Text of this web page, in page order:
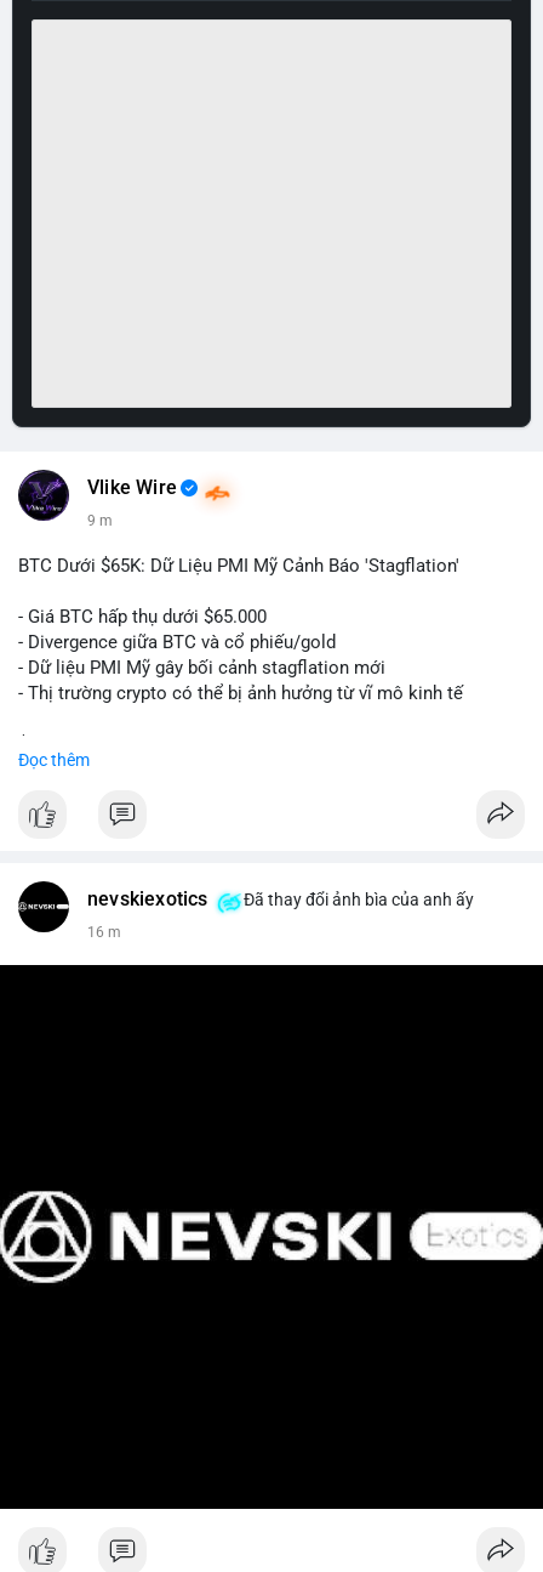
Vlike Wire
9 m
BTC Dưới $65K: Dữ Liệu PMI Mỹ Cảnh Báo 'Stagflation'
- Giá BTC hấp thụ dưới $65.000
- Divergence giữa BTC và cổ phiếu/gold
- Dữ liệu PMI Mỹ gây bối cảnh stagflation mới
- Thị trường crypto có thể bị ảnh hưởng từ vĩ mô kinh tế
Đọc thêm
nevskiexotics Đã thay đổi ảnh bìa của anh ấy
16 m